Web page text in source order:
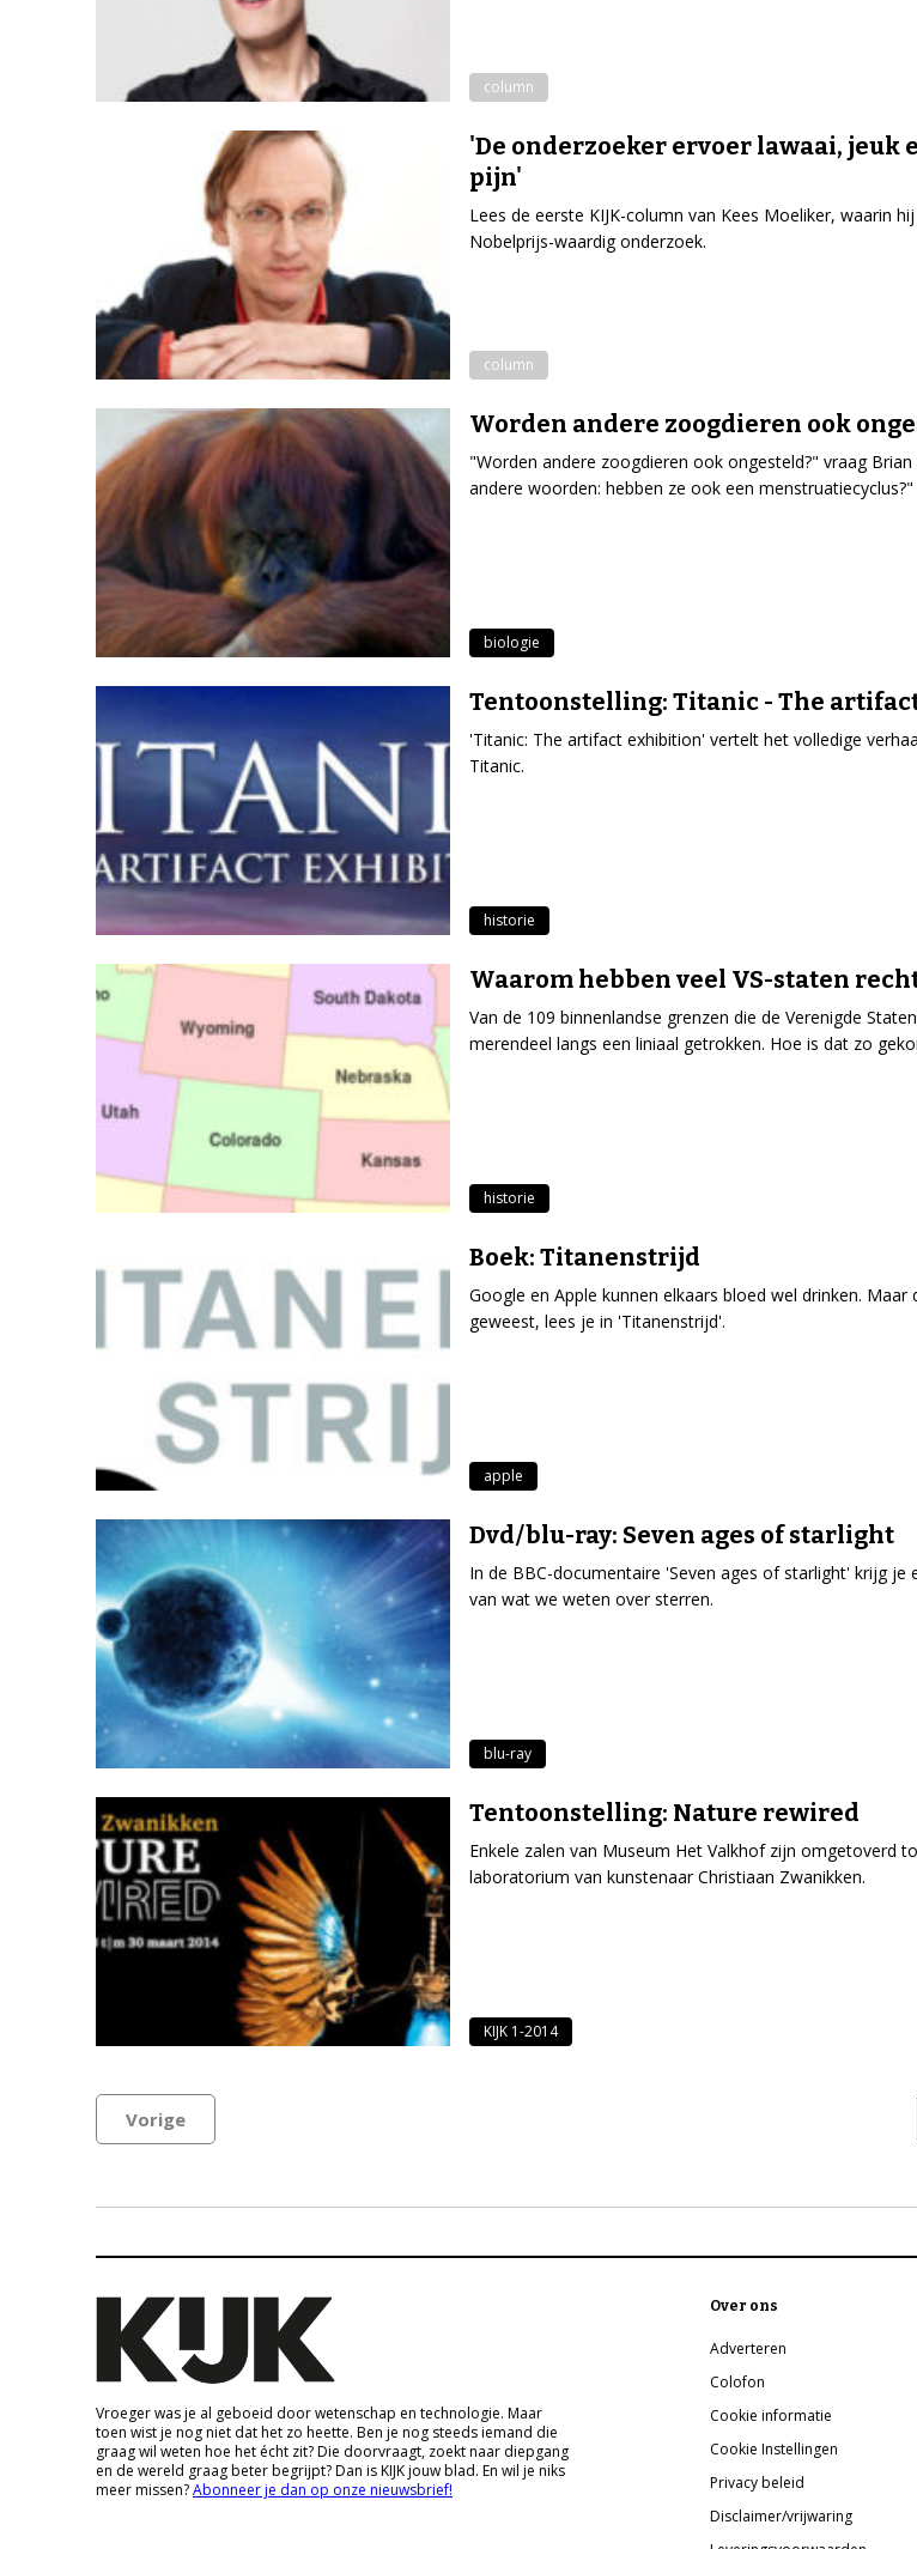
column
'De onderzoeker ervoer lawaai, jeuk
pijn'
Lees de eerste KIJK-column van Kees Moeliker, waarin
Nobelprijs-waardig onderzoek.
column
Worden andere zoogdieren ook
"Worden andere zoogdieren ook ongesteld?" vraag
andere woorden: hebben ze ook een menstruatiecyclus?"
biologie
Tentoonstelling: Titanic - The
'Titanic: The artifact exhibition' vertelt het volledige
Titanic.
historie
Waarom hebben veel VS-staten
Van de 109 binnenlandse grenzen die de Verenigde
merendeel langs een liniaal getrokken. Hoe is dat zo
historie
Boek: Titanenstrijd
Google en Apple kunnen elkaars bloed wel drinken. Maar
geweest, lees je in 'Titanenstrijd'.
apple
Dvd/blu-ray: Seven ages of starlight
In de BBC-documentaire 'Seven ages of starlight' krijg je
van wat we weten over sterren.
blu-ray
Tentoonstelling: Nature rewired
Enkele zalen van Museum Het Valkhof zijn omgetoverd
laboratorium van kunstenaar Christiaan Zwanikken.
KIJK 1-2014
Vorige
Vroeger was je al geboeid door wetenschap en technologie. Maar
toen wist je nog niet dat het zo heette. Ben je nog steeds iemand die
graag wil weten hoe het écht zit? Die doorvraagt, zoekt naar diepgang
en de wereld graag beter begrijpt? Dan is KIJK jouw blad. En wil je niks
meer missen?Abonneer je dan op onze nieuwsbrief!
Over ons
Adverteren
Colofon
Cookie informatie
Cookie Instellingen
Privacy beleid
Disclaimer/vrijwaring